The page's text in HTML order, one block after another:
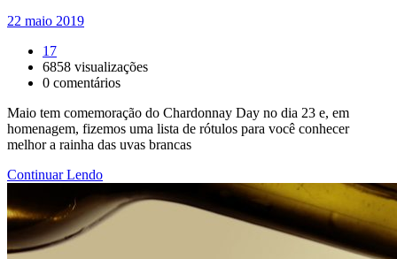
22 maio 2019
17
6858 visualizações
0 comentários
Maio tem comemoração do Chardonnay Day no dia 23 e, em
homenagem, fizemos uma lista de rótulos para você conhecer
melhor a rainha das uvas brancas
Continuar Lendo